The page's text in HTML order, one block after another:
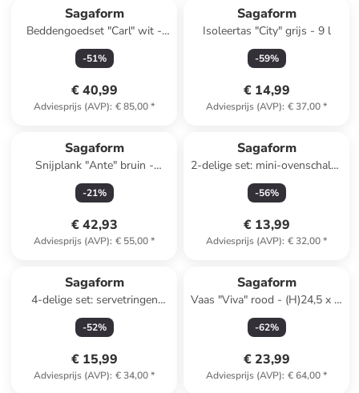
Sagaform
Beddengoedset "Carl" wit -
(L)210 x (B)150 cm
-51%
€ 40,99
Adviesprijs (AVP): € 85,00*
Sagaform
Isoleertas "City" grijs - 9 l
-59%
€ 14,99
Adviesprijs (AVP): € 37,00*
Sagaform
Snijplank "Ante" bruin -
(L)22,5 x (B)50 x (H)2 cm
-21%
€ 42,93
Adviesprijs (AVP): € 55,00*
Sagaform
2-delige set: mini-ovenschalen
"Flora" beige - (B)12,5 x (H)4,5
x (D)9 cm
-56%
€ 13,99
Adviesprijs (AVP): € 32,00*
Sagaform
4-delige set: servetringen
zilverkleurig - Ø 5 cm
-52%
€ 15,99
Adviesprijs (AVP): € 34,00*
Sagaform
Vaas "Viva" rood - (H)24,5 x Ø
20 cm
-62%
€ 23,99
Adviesprijs (AVP): € 64,00*